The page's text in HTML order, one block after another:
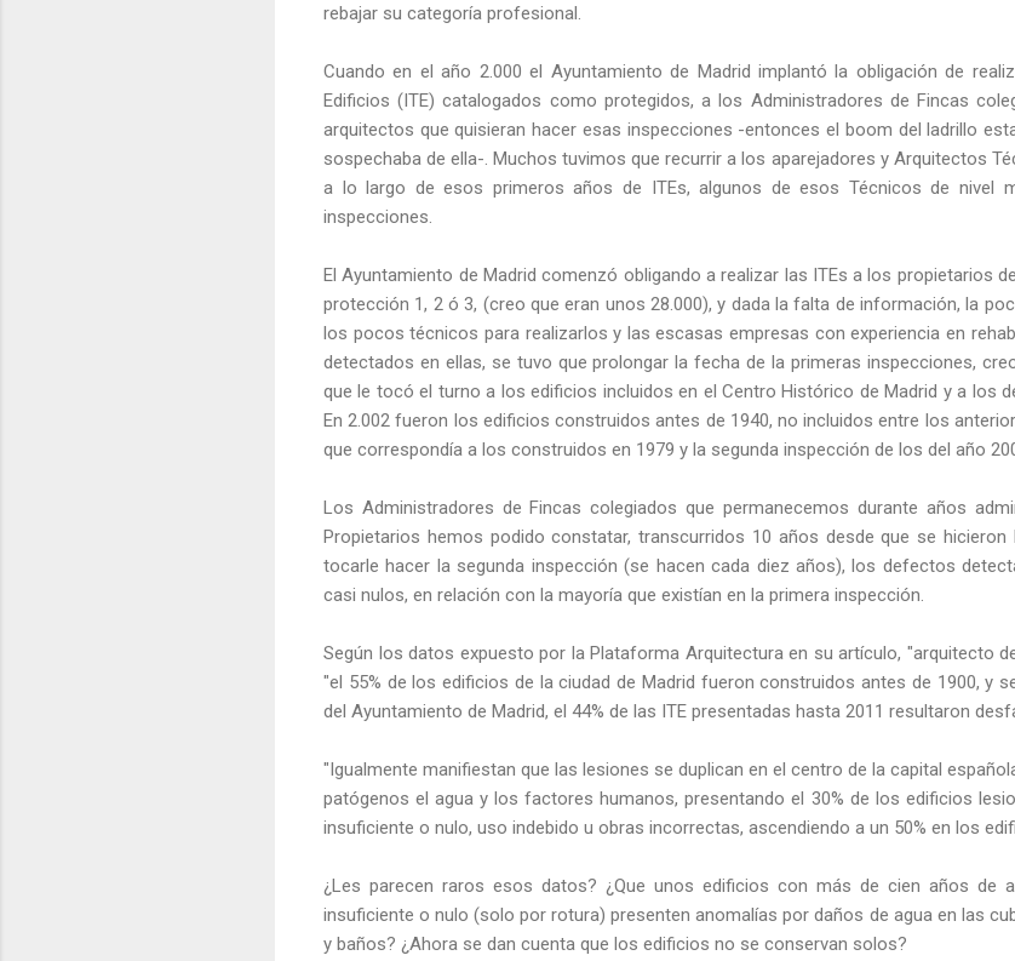
rebajar su categoría profesional.
Cuando en el año 2.000 el Ayuntamiento de Madrid implantó la obligación de
Edificios (ITE) catalogados como protegidos, a los Administradores de Fincas
arquitectos que quisieran hacer esas inspecciones -entonces el boom del ladrillo
sospechaba de ella-. Muchos tuvimos que recurrir a los aparejadores y Arquitectos
a lo largo de esos primeros años de ITEs, algunos de esos Técnicos de nivel
inspecciones.
El Ayuntamiento de Madrid comenzó obligando a realizar las ITEs a los propietarios
protección 1, 2 ó 3, (creo que eran unos 28.000), y dada la falta de información, la
los pocos técnicos para realizarlos y las escasas empresas con experiencia en
detectados en ellas, se tuvo que prolongar la fecha de la primeras inspecciones,
que le tocó el turno a los edificios incluidos en el Centro Histórico de Madrid y a los
En 2.002 fueron los edificios construidos antes de 1940, no incluidos entre los
que correspondía a los construidos en 1979 y la segunda inspección de los del año
Los Administradores de Fincas colegiados que permanecemos durante años
Propietarios hemos podido constatar, transcurridos 10 años desde que se
tocarle hacer la segunda inspección (se hacen cada diez años), los defectos
casi nulos, en relación con la mayoría que existían en la primera inspección.
Según los datos expuesto por la Plataforma Arquitectura en su artículo, "arquitecto
"el 55% de los edificios de la ciudad de Madrid fueron construidos antes de 1900, y
del Ayuntamiento de Madrid, el 44% de las ITE presentadas hasta 2011 resultaron
"Igualmente manifiestan que las lesiones se duplican en el centro de la capital
patógenos el agua y los factores humanos, presentando el 30% de los edificios
insuficiente o nulo, uso indebido u obras incorrectas, ascendiendo a un 50% en los
¿Les parecen raros esos datos? ¿Que unos edificios con más de cien años de
insuficiente o nulo (solo por rotura) presenten anomalías por daños de agua en las
y baños? ¿Ahora se dan cuenta que los edificios no se conservan solos?